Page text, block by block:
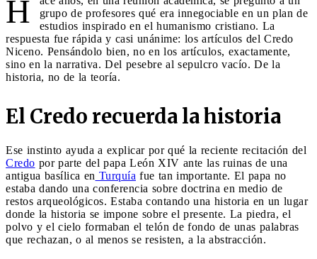
H
grupo de profesores qué era innegociable en un plan de
estudios inspirado en el humanismo cristiano. La
respuesta fue rápida y casi unánime: los artículos del Credo
Niceno. Pensándolo bien, no en los artículos, exactamente,
sino en la narrativa. Del pesebre al sepulcro vacío. De la
historia, no de la teoría.
El Credo recuerda la historia
Ese instinto ayuda a explicar por qué la reciente recitación del
Credo por parte del papa León XIV ante las ruinas de una
antigua basílica en Turquía fue tan importante. El papa no
estaba dando una conferencia sobre doctrina en medio de
restos arqueológicos. Estaba contando una historia en un lugar
donde la historia se impone sobre el presente. La piedra, el
polvo y el cielo formaban el telón de fondo de unas palabras
que rechazan, o al menos se resisten, a la abstracción.